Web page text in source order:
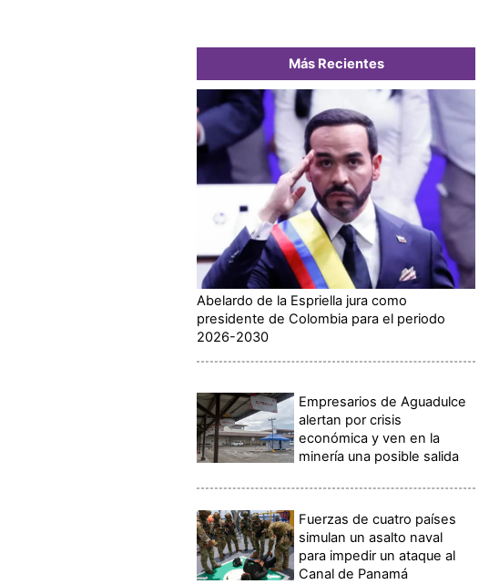
Más Recientes
Abelardo de la Espriella jura como
presidente de Colombia para el periodo
2026-2030
Empresarios de Aguadulce
alertan por crisis
económica y ven en la
minería una posible salida
Fuerzas de cuatro países
simulan un asalto naval
para impedir un ataque al
Canal de Panamá